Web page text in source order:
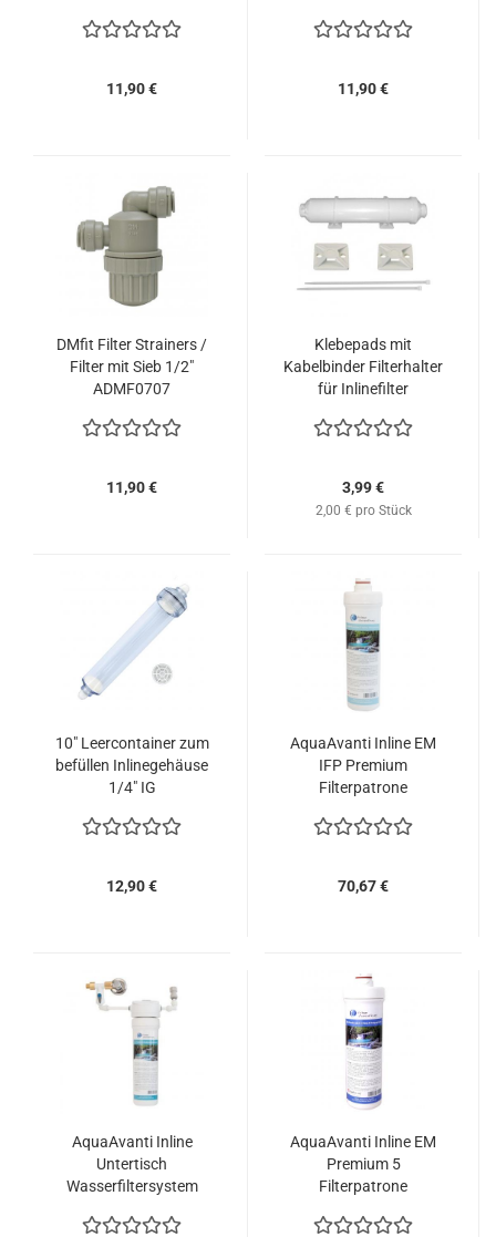
11,90 € 11,90 €
DMfit Filter Strainers /
Filter mit Sieb 1/2"
ADMF0707
11,90 €
Klebepads mit
Kabelbinder Filterhalter
für Inlinefilter
3,99 €
2,00 € pro Stück
10" Leercontainer zum
befüllen Inlinegehäuse
1/4" IG
12,90 €
AquaAvanti Inline EM
IFP Premium
Filterpatrone
70,67 €
AquaAvanti Inline
Untertisch
Wasserfiltersystem
AquaAvanti Inline EM
Premium 5
Filterpatrone